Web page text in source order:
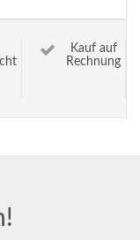
Kauf auf
Rechnung